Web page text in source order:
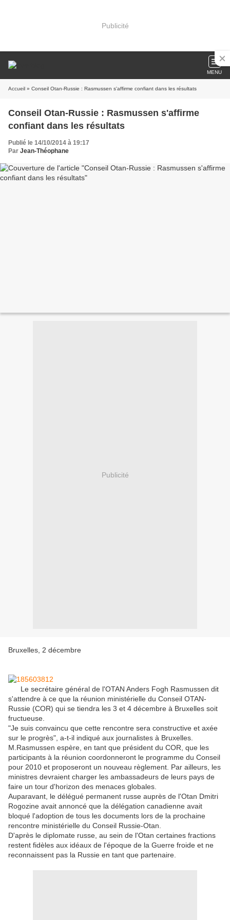
Publicité
MENU
Accueil » Conseil Otan-Russie : Rasmussen s'affirme confiant dans les résultats
Conseil Otan-Russie : Rasmussen s'affirme
confiant dans les résultats
Publié le 14/10/2014 à 19:17
Par Jean-Théophane
Publicité
Bruxelles, 2 décembre
Le secrétaire général de l'OTAN Anders Fogh Rasmussen dit
s'attendre à ce que la réunion ministérielle du Conseil OTAN-
Russie (COR) qui se tiendra les 3 et 4 décembre à Bruxelles soit
fructueuse.
"Je suis convaincu que cette rencontre sera constructive et axée
sur le progrès", a-t-il indiqué aux journalistes à Bruxelles.
M.Rasmussen espère, en tant que président du COR, que les
participants à la réunion coordonneront le programme du Conseil
pour 2010 et proposeront un nouveau règlement. Par ailleurs, les
ministres devraient charger les ambassadeurs de leurs pays de
faire un tour d'horizon des menaces globales.
Auparavant, le délégué permanent russe auprès de l'Otan Dmitri
Rogozine avait annoncé que la délégation canadienne avait
bloqué l'adoption de tous les documents lors de la prochaine
rencontre ministérielle du Conseil Russie-Otan.
D'après le diplomate russe, au sein de l'Otan certaines fractions
restent fidèles aux idéaux de l'époque de la Guerre froide et ne
reconnaissent pas la Russie en tant que partenaire.